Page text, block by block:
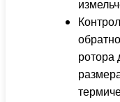
ротора